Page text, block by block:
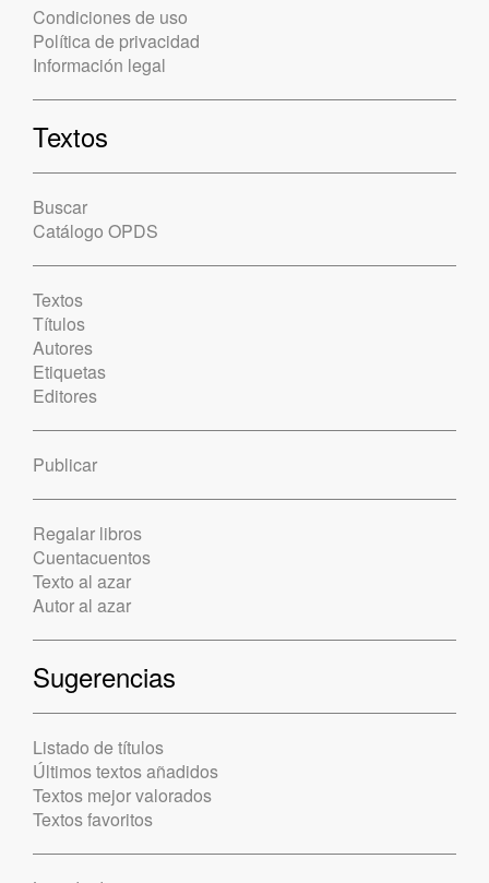
Condiciones de uso
Política de privacidad
Información legal
Textos
Buscar
Catálogo OPDS
Textos
Títulos
Autores
Etiquetas
Editores
Publicar
Regalar libros
Cuentacuentos
Texto al azar
Autor al azar
Sugerencias
Listado de títulos
Últimos textos añadidos
Textos mejor valorados
Textos favoritos